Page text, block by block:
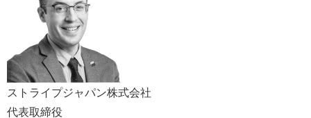
ストライプジャパン株式会社
代表取締役